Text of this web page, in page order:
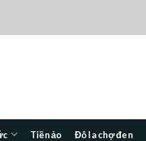
Tiền ảo Đô la chợ đen